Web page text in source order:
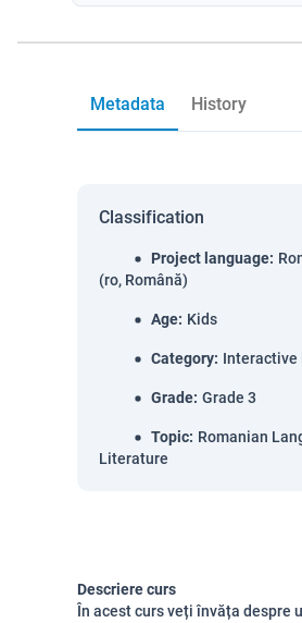
Metadata History
Classification
Project language:
(ro, Română)
Age: Kids
Category: Interactive
Grade: Grade 3
Topic: Romanian
Literature
Descriere curs
În acest curs veți învăța despre